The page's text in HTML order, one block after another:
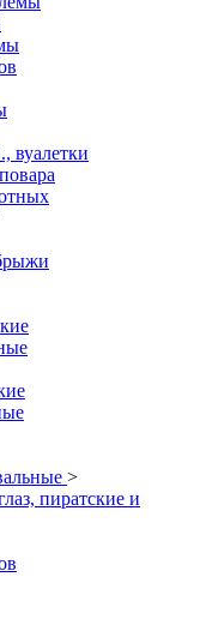
вуалетки
>
пиратские и